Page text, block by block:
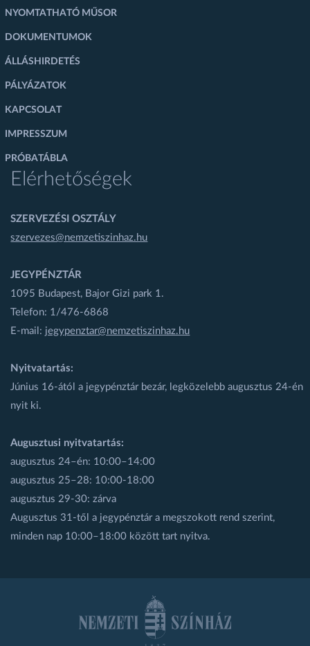
NYOMTATHATÓ MŰSOR
DOKUMENTUMOK
ÁLLÁSHIRDETÉS
PÁLYÁZATOK
KAPCSOLAT
IMPRESSZUM
PRÓBATÁBLA
Elérhetőségek
SZERVEZÉSI OSZTÁLY
szervezes@nemzetiszinhaz.hu
JEGYPÉNZTÁR
1095 Budapest, Bajor Gizi park 1.
Telefon: 1/476-6868
E-mail: jegypenztar@nemzetiszinhaz.hu
Nyitvatartás:
Június 16-ától a jegypénztár bezár, legközelebb augusztus 24-én
nyit ki.
Augusztusi nyitvatartás:
augusztus 24–én: 10:00–14:00
augusztus 25–28: 10:00-18:00
augusztus 29-30: zárva
Augusztus 31-től a jegypénztár a megszokott rend szerint,
minden nap 10:00–18:00 között tart nyitva.